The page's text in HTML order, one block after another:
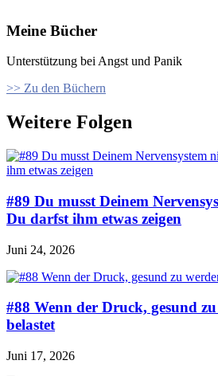
Meine Bücher
Unterstützung bei Angst und Panik
>> Zu den Büchern
Weitere Folgen
#89 Du musst Deinem
Du darfst ihm etwas zeigen
Juni 24, 2026
#88 Wenn der Druck, gesund
belastet
Juni 17, 2026